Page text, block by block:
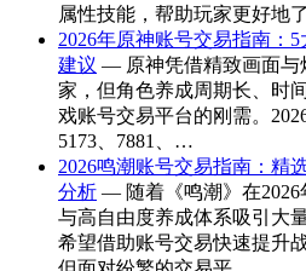
属性技能，帮助玩家更好地
2026年原神账号交易指南：
建议 — 原神凭借精致画面与
家，但角色养成周期长、时
戏账号交易平台的刚需。
5173、7881、…
2026鸣潮账号交易指南：精
分析 — 随着《鸣潮》在2026
与高自由度养成体系吸引大
希望借助账号交易快速提升